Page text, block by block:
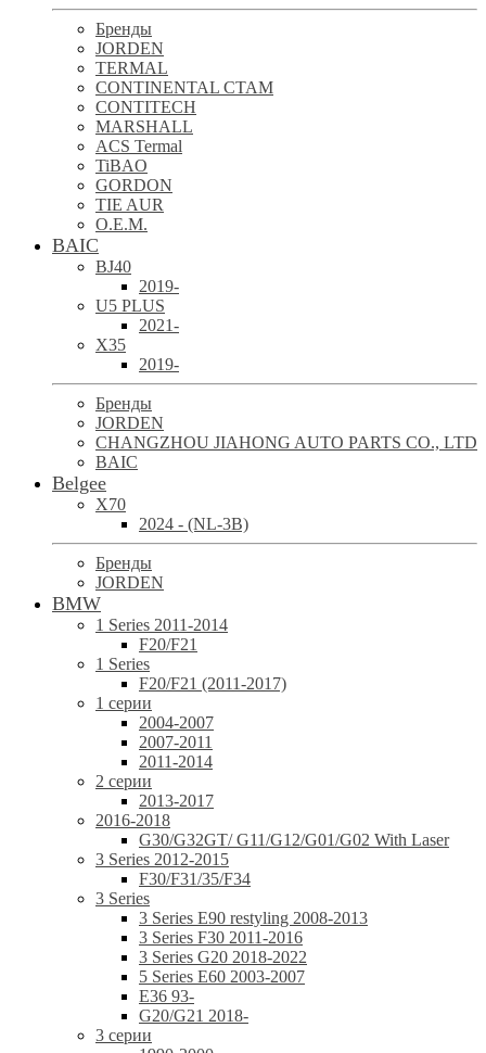
Бренды
JORDEN
TERMAL
CONTINENTAL CTAM
CONTITECH
MARSHALL
ACS Termal
TiBAO
GORDON
TIE AUR
O.E.M.
BAIC
BJ40
2019-
U5 PLUS
2021-
X35
2019-
Бренды
JORDEN
CHANGZHOU JIAHONG AUTO PARTS CO., LTD
BAIC
Belgee
X70
2024 - (NL-3B)
Бренды
JORDEN
BMW
1 Series 2011-2014
F20/F21
1 Series
F20/F21 (2011-2017)
1 серии
2004-2007
2007-2011
2011-2014
2 серии
2013-2017
2016-2018
G30/G32GT/ G11/G12/G01/G02 With Laser
3 Series 2012-2015
F30/F31/35/F34
3 Series
3 Series E90 restyling 2008-2013
3 Series F30 2011-2016
3 Series G20 2018-2022
5 Series E60 2003-2007
E36 93-
G20/G21 2018-
3 серии